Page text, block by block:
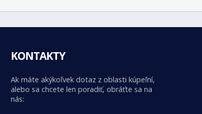
KONTAKTY
Ak máte akýkoľvek dotaz z oblasti kúpeľní,
alebo sa chcete len poradiť, obráťte sa na
nás: